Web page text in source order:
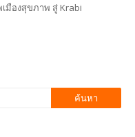
มืองสุขภาพ สู่ Krabi